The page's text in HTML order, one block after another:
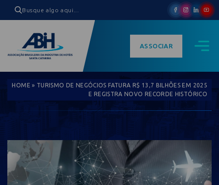
ASSOCIAR
HOME » TURISMO DE NEGÓCIOS FATURA R$ 13,7 BILHÕES EM 2025
E REGISTRA NOVO RECORDE HISTÓRICO